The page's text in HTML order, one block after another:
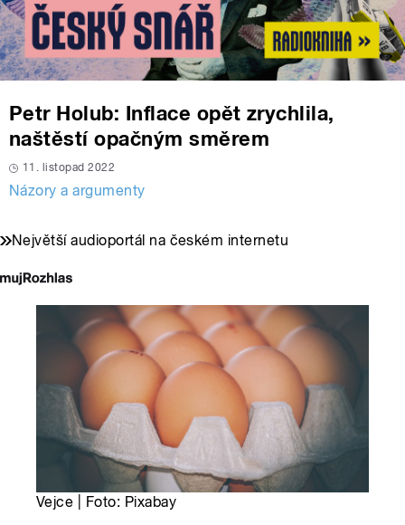
Petr Holub: Inflace opět zrychlila,
naštěstí opačným směrem
11. listopad 2022
Názory a argumenty
Největší audioportál na českém internetu
Vejce | Foto: Pixabay